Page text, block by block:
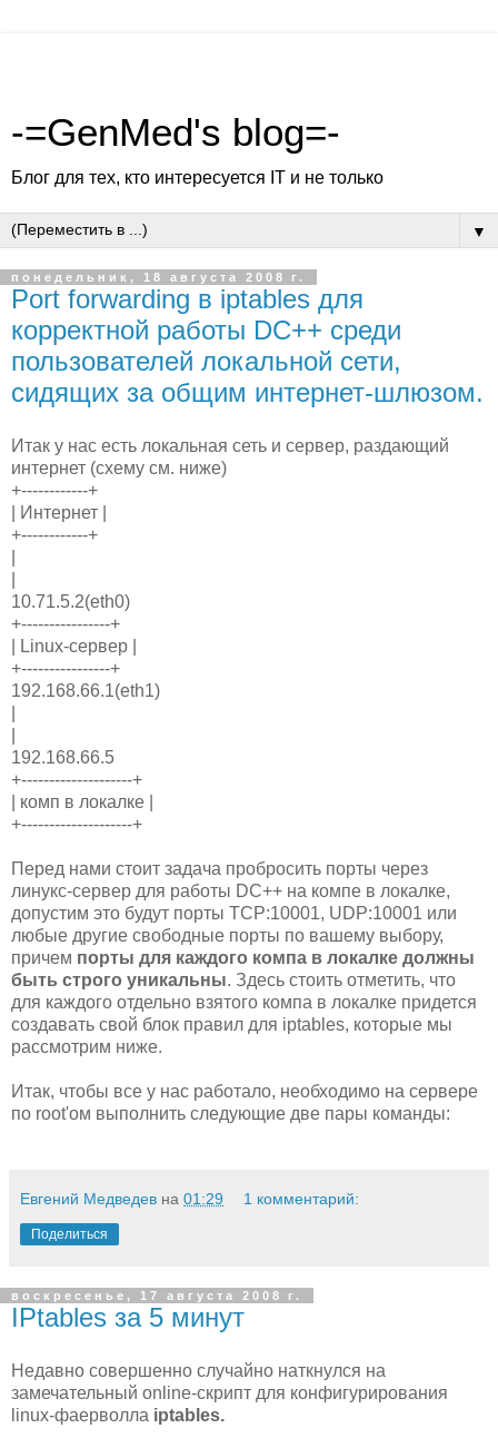
-=GenMed's blog=-
Блог для тех, кто интересуется IT и не только
▼
понедельник, 18 августа 2008 г.
Port forwarding в iptables для
корректной работы DC++ среди
пользователей локальной сети,
сидящих за общим интернет-шлюзом.
Итак у нас есть локальная сеть и сервер, раздающий
интернет (схему см. ниже)
+------------+
| Интернет |
+------------+
10.71.5.2(eth0)
+----------------+
| Linux-сервер |
+----------------+
192.168.66.1(eth1)
192.168.66.5
+--------------------+
| комп в локалке |
+--------------------+
Перед нами стоит задача пробросить порты через
линукс-сервер для работы DC++ на компе в локалке,
допустим это будут порты TCP:10001, UDP:10001 или
любые другие свободные порты по вашему выбору,
причем порты для каждого компа в локалке должны
быть строго уникальны. Здесь стоить отметить, что
для каждого отдельно взятого компа в локалке придется
создавать свой блок правил для iptables, которые мы
рассмотрим ниже.
Итак, чтобы все у нас работало, необходимо на сервере
по root'ом выполнить следующие две пары команды:
Евгений Медведев на 01:29 1 комментарий:
Поделиться
воскресенье, 17 августа 2008 г.
IPtables за 5 минут
Недавно совершенно случайно наткнулся на
замечательный online-скрипт для конфигурирования
linux-фаерволла iptables.